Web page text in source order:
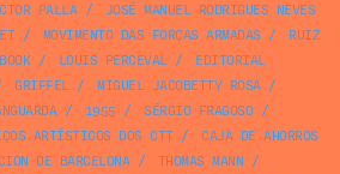
PALLA/
JOSÉ MANUEL RODRIGUES NEVES
/ MOVIMENTO DAS FORÇAS ARMADAS /
RUIZ
/ LOUIS PERCEVAL/
EDITORIAL
GRIFFEL/ MIGUEL JACOBETTY ROSA/
/ 1955 / SÉRGIO FRAGOSO/
ARTÍSTICOS DOS CTT/
CAJA DE AHORROS
DE BARCELONA/ THOMAS MANN /